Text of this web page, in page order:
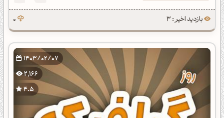
بازدید اخیر : 3 0
1403/02/07
2,166
4.5